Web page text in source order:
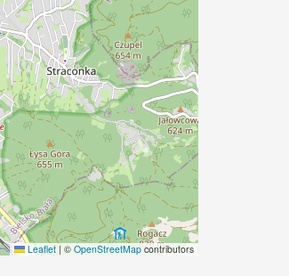
Leaflet | © OpenStreetMapcontributors